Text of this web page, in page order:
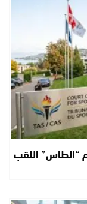
“الطاس” اللقب